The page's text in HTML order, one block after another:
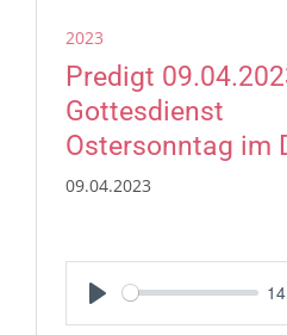
2023
Predigt
Gottesdienst
Ostersonntag im
09.04.2023
Play